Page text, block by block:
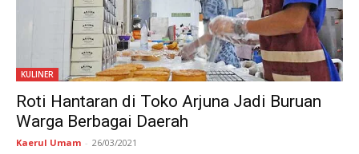
KULINER
Roti Hantaran di Toko Arjuna Jadi Buruan
Warga Berbagai Daerah
Kaerul Umam - 26/03/2021